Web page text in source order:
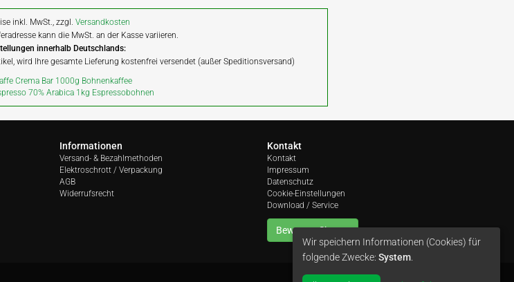
inkl. MwSt., zzgl.Versandkosten
kann die MwSt. an der Kasse variieren.
innerhalb Deutschlands:
wird Ihre gesamte Lieferung kostenfrei versendet (außer Speditionsversand)
Crema Bar 1000g Bohnenkaffee
70% Arabica 1kg Espressobohnen
Informationen
Versand- & Bezahlmethoden
Elektroschrott / Verpackung
AGB
Widerrufsrecht
Kontakt
Kontakt
Impressum
Datenschutz
Cookie-Einstellungen
Download / Service
Bewerten Sie uns
Wir speichern Informationen (Cookies) für
folgende Zwecke: System